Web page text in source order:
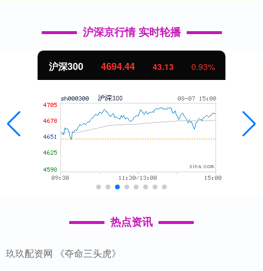
沪深京行情 实时轮播
沪深300 4694.44 43.13 0.93%
热点资讯
玖玖配资网 《夺命三头虎》